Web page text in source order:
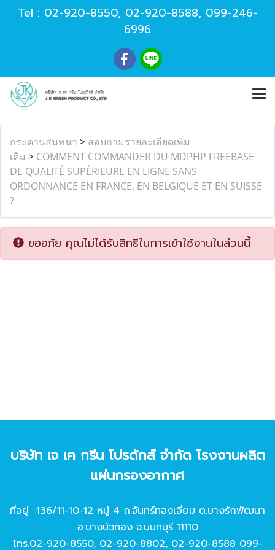
Tel : 02-920-8550, 02-920-8588, 099-246-
6996
กระดานสนทนา > สอบถามรายละเอียดเพิ่ม
เติม > COMMENT COMMANDER DU MDPHP FREEBASE
DE QUALITÉ SUPÉRIEURE EN LIGNE SANS
ORDONNANCE EN FRANCE, EN BELGIQUE ET EN SUISSE
?
ขออภัย คุณไม่ได้รับสิทธิในการเข้าใช้งานในส่วนนี้
บริษัท เจ เค กรีน โปรดักส์ จํากัด โรงงานผลิต
แผ่นกรองอากาศ
ที่อยู่ 136/11-10-12 หมู่ 4 ถ.จันทร์ทองเอี่ยม ต.บางรักพัฒนา
อ.บางบัวทอง จ.นนทบุรี 11110
โทร.02-920-8550, 02-920-8802, 02-920-8588 099-